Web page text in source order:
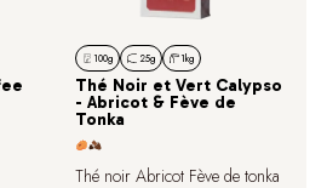
100g 25g 1kg
Thé Noir et Vert Calypso
- Abricot & Fève de
Tonka
Thé noir Abricot Fève de tonka